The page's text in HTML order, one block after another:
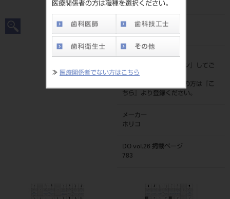
医療関係者の方は職種を選択ください。
≫ 医療関係者でない方はこちら
2065109811R
JAN/EANコード
標準価格
ログイン
』してご
覧ください。
ネット会員登録がまだの方は『
こ
ちら
』より登録ください。
メーカー
ホリコ
DO vol.26 掲載ページ
783